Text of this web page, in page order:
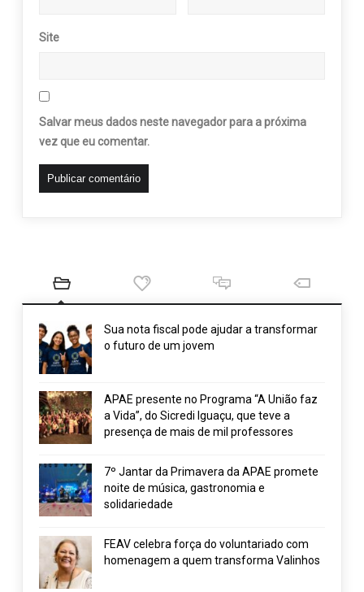
Site
Salvar meus dados neste navegador para a próxima
vez que eu comentar.
Sua nota fiscal pode ajudar a transformar
o futuro de um jovem
APAE presente no Programa “A União faz
a Vida”, do Sicredi Iguaçu, que teve a
presença de mais de mil professores
7º Jantar da Primavera da APAE promete
noite de música, gastronomia e
solidariedade
FEAV celebra força do voluntariado com
homenagem a quem transforma Valinhos